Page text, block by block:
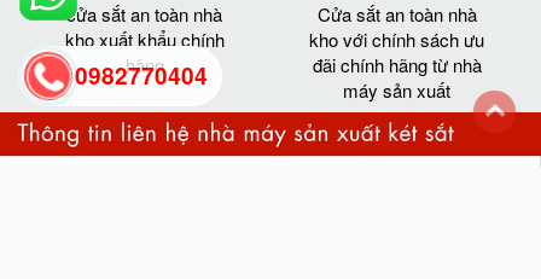
cửa sắt an toàn nhà
kho xuất khẩu chính
hãng
Cửa sắt an toàn nhà
kho với chính sách ưu
đãi chính hãng từ nhà
máy sản xuất
0982770404
back